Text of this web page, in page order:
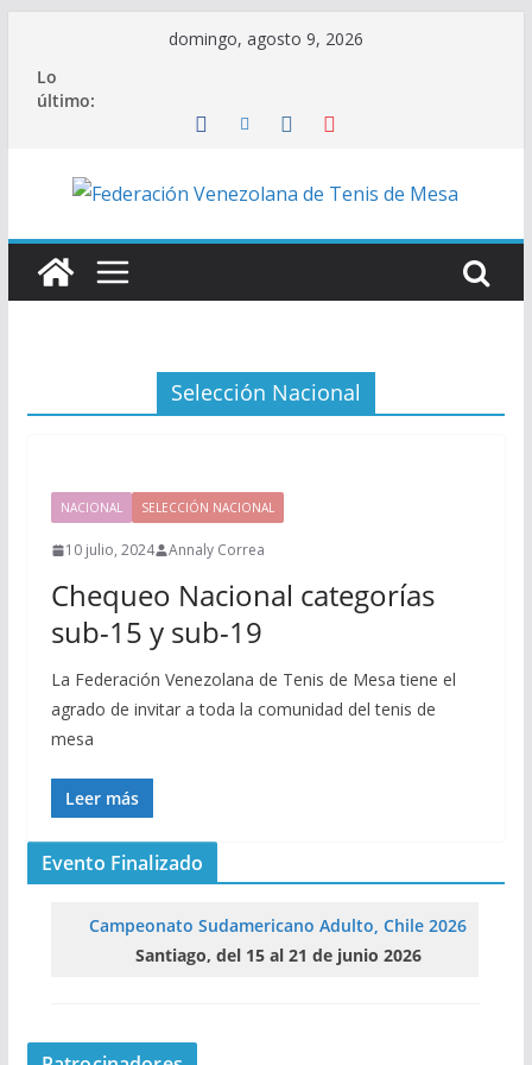
contenido
domingo, agosto 9, 2026
Lo
último:
Selección Nacional
NACIONAL SELECCIÓN NACIONAL
10 julio, 2024 Annaly Correa
Chequeo Nacional categorías
sub-15 y sub-19
La Federación Venezolana de Tenis de Mesa tiene el
agrado de invitar a toda la comunidad del tenis de
mesa
Leer más
Evento Finalizado
Campeonato Sudamericano Adulto, Chile 2026
Santiago, del 15 al 21 de junio 2026